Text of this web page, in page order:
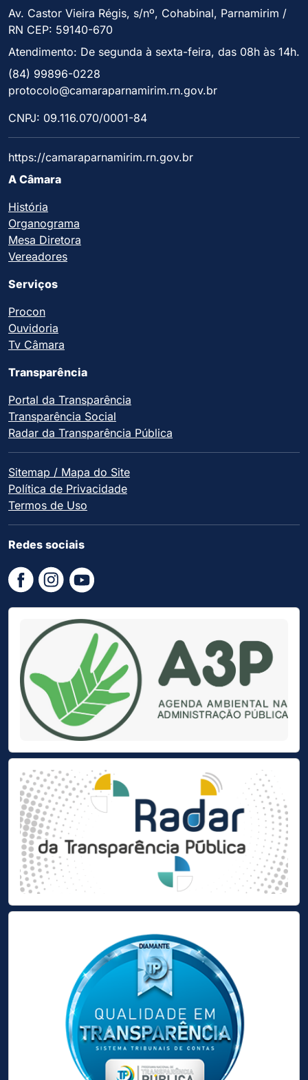
Av. Castor Vieira Régis, s/nº, Cohabinal, Parnamirim /
RN CEP: 59140-670
Atendimento: De segunda à sexta-feira, das 08h às 14h.
(84) 99896-0228
protocolo@camaraparnamirim.rn.gov.br
CNPJ: 09.116.070/0001-84
https://camaraparnamirim.rn.gov.br
A Câmara
História
Organograma
Mesa Diretora
Vereadores
Serviços
Procon
Ouvidoria
Tv Câmara
Transparência
Portal da Transparência
Transparência Social
Radar da Transparência Pública
Sitemap / Mapa do Site
Política de Privacidade
Termos de Uso
Redes sociais